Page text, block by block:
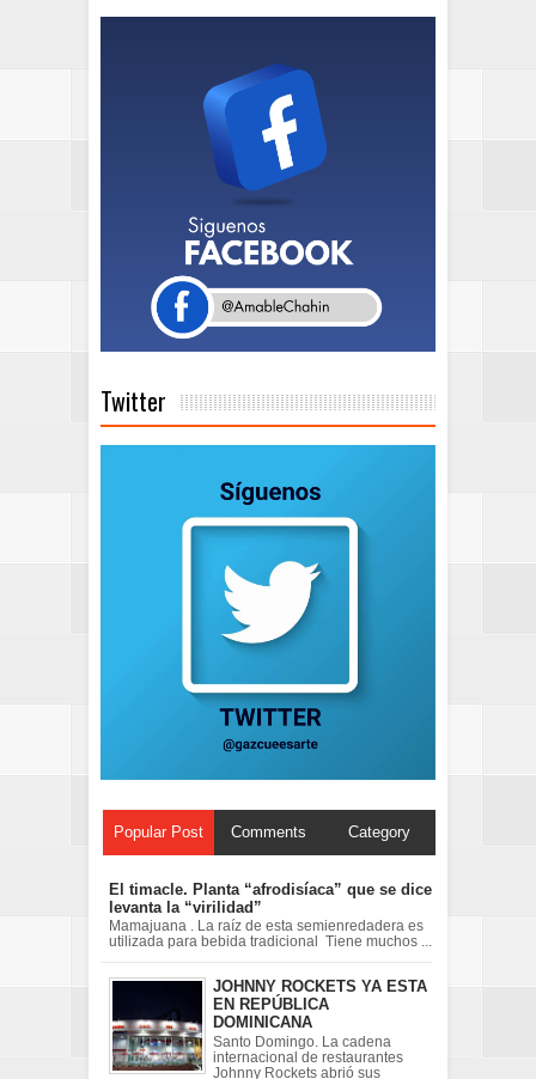
Twitter
Popular Post Comments Category
El timacle. Planta “afrodisíaca” que se dice
levanta la “virilidad”
Mamajuana . La raíz de esta semienredadera es
utilizada para bebida tradicional Tiene muchos ...
JOHNNY ROCKETS YA ESTA
EN REPÚBLICA
DOMINICANA
Santo Domingo. La cadena
internacional de restaurantes
Johnny Rockets abrió sus